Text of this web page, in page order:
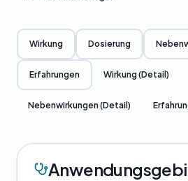
Wirkung Dosierung
Erfahrungen Wirkung (Detail)
Nebenwirkungen (Detail)